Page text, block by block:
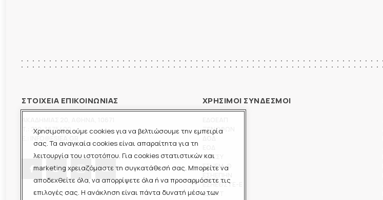
Χρησιμοποιούμε cookies για να βελτιώσουμε την εμπειρία
σας. Τα αναγκαία cookies είναι απαραίτητα για τη
λειτουργία του ιστοτόπου. Για cookies στατιστικών και
marketing χρειαζόμαστε τη συγκατάθεσή σας. Μπορείτε να
αποδεχθείτε όλα, να απορρίψετε όλα ή να προσαρμόσετε τις
επιλογές σας. Η ανάκληση είναι πάντα δυνατή μέσω των
ΣΤΟΙΧΕΙΑ ΕΠΙΚΟΙΝΩΝΙΑΣ
210-3675400
ΧΡΗΣΙΜΟΙ ΣΥΝΔΕΣΜΟΙ
ΞΕΝΟΦΩΝ
ΠΟΕΣΥ
ΕΣΗΕΜ-Θ
ΕΣΗΕΘΣΤΕ-Ε
ΕΣΠΗΤ